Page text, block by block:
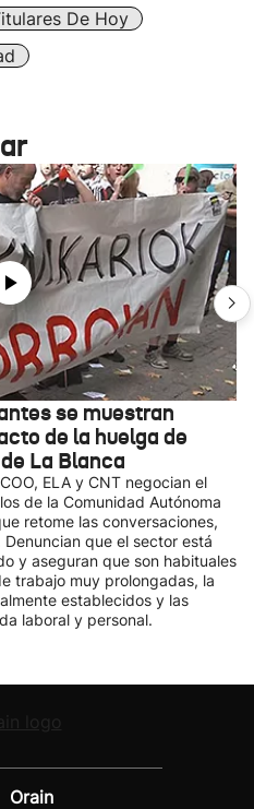
De Hoy
se muestran
de la huelga de
La Blanca
ELA y CNT negocian el
de la Comunidad Autónoma
retome las conversaciones,
que el sector está
y aseguran que son habituales
trabajo muy prolongadas, la
establecidos y las
laboral y personal.
Orain